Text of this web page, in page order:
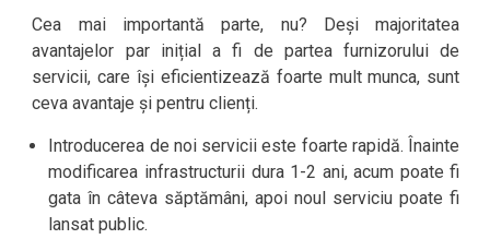
Cea mai importantă parte, nu? Deși majoritatea
avantajelor par inițial a fi de partea furnizorului de
servicii, care își eficientizează foarte mult munca, sunt
ceva avantaje și pentru clienți.
Introducerea de noi servicii este foarte rapidă. Înainte
modificarea infrastructurii dura 1-2 ani, acum poate fi
gata în câteva săptămâni, apoi noul serviciu poate fi
lansat public.